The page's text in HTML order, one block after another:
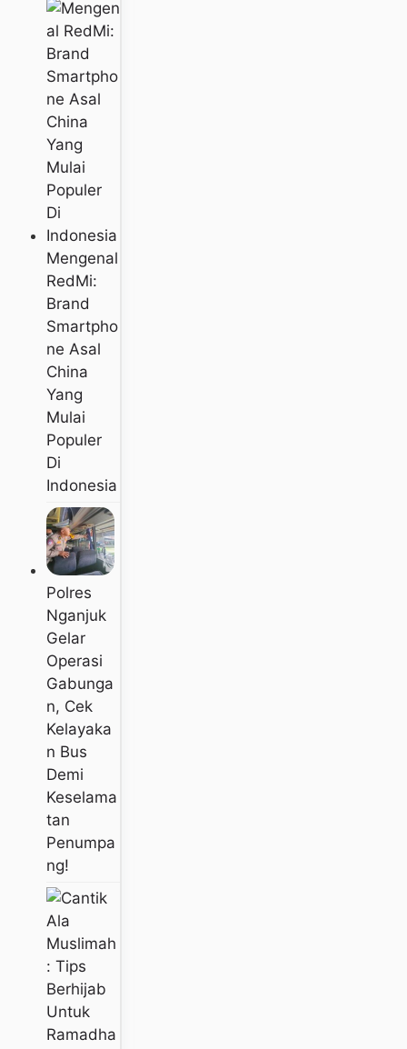
Mengenal
RedMi:
Brand
Smartpho
Ne Asal
China
Yang
Mulai
Populer
Di
Indonesia
Polres
Nganjuk
Gelar
Operasi
Gabunga
N, Cek
Kelayaka
N Bus
Demi
Keselama
Tan
Penumpa
Ng!